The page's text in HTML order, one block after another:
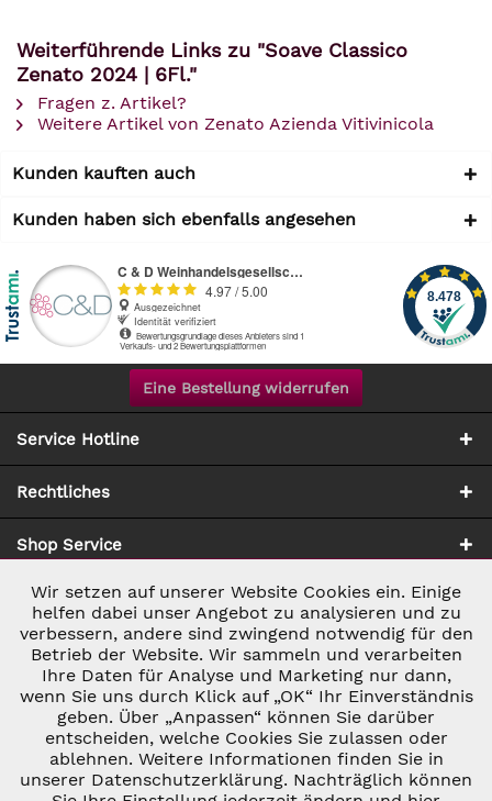
Weiterführende Links zu "Soave Classico
Zenato 2024 | 6Fl."
Fragen z. Artikel?
Weitere Artikel von Zenato Azienda Vitivinicola
Kunden kauften auch
Kunden haben sich ebenfalls angesehen
Eine Bestellung widerrufen
Service Hotline
Rechtliches
Shop Service
Zahlung & Versand
* ALLE PREISE INKL. GESETZL. UMSATZSTEUER ZZGL.
VERSANDKOSTEN UND GGF. NACHNAHMEGEBÜHREN, WENN NICHT
ANDERS BESCHRIEBEN
Notwendig Aktiv
Marketing Inaktiv
Tracking Inaktiv
Personalisierung Inaktiv
Wir setzen auf unserer Website Cookies ein. Einige
helfen dabei unser Angebot zu analysieren und zu
verbessern, andere sind zwingend notwendig für den
Betrieb der Website. Wir sammeln und verarbeiten
Ihre Daten für Analyse und Marketing nur dann,
wenn Sie uns durch Klick auf „OK“ Ihr Einverständnis
geben. Über „Anpassen“ können Sie darüber
entscheiden, welche Cookies Sie zulassen oder
ablehnen. Weitere Informationen finden Sie in
unserer Datenschutzerklärung. Nachträglich können